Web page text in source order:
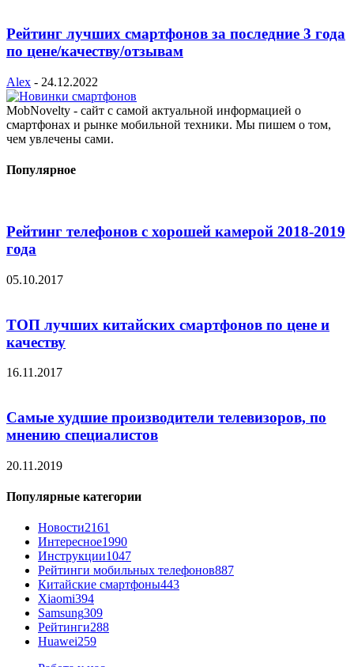
Рейтинг лучших смартфонов за последние 3 года
по цене/качеству/отзывам
Alex - 24.12.2022
MobNovelty - сайт с самой актуальной информацией о
смартфонах и рынке мобильной техники. Мы пишем о том,
чем увлечены сами.
Популярное
Рейтинг телефонов с хорошей камерой 2018-2019
года
05.10.2017
ТОП лучших китайских смартфонов по цене и
качеству
16.11.2017
Самые худшие производители телевизоров, по
мнению специалистов
20.11.2019
Популярные категории
Новости2161
Интересное1990
Инструкции1047
Рейтинги мобильных телефонов887
Китайские смартфоны443
Xiaomi394
Samsung309
Рейтинги288
Huawei259